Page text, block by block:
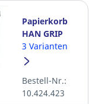
Papierkorb
HAN GRIP
KARMA öko,
18 l, 100%
schwarz
3 Varianten
Bestell-Nr.:
10.424.423